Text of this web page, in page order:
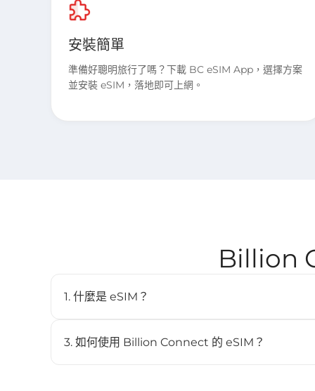
安裝簡單
準備好聰明旅行了嗎？下載 BC eSIM App，選擇方案
並安裝 eSIM，落地即可上網。
Billion
1. 什麼是 eSIM？
內建於相容裝置中，並可儲存多個配置檔。
3. 如何使用 Billion Connect 的 eSIM？